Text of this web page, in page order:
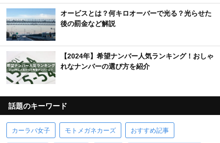
オービスとは？何キロオーバーで光る？光らせた
後の罰金など解説
【2024年】希望ナンバー人気ランキング！おしゃ
れなナンバーの選び方を紹介
話題のキーワード
カーラバ女子 モトメガネカーズ おすすめ記事